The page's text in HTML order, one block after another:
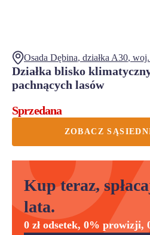
Osada Dębina, działka A30, woj.
Działka blisko
pachnących lasów
Sprzedana
ZOBACZ
Kup teraz,
lata.
0 zł odsetek, 0% prowizji,